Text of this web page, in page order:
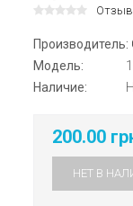
Производитель:
Модель:
Наличие:
200.00
НЕТ В